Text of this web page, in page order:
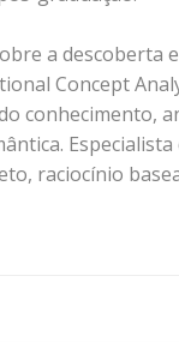
a descoberta
Concept
conhecimento,
raciocínio